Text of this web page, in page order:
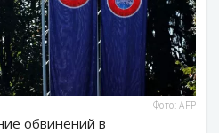
Фото: AFP
обвинений в